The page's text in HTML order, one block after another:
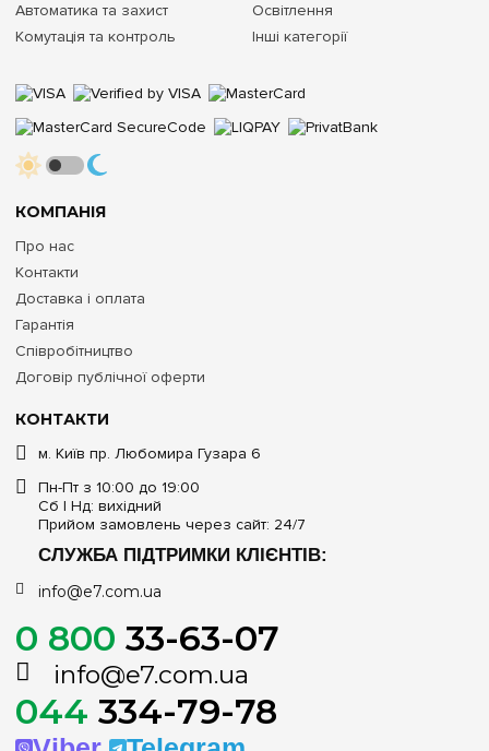
КОНТАКТИ
м. Київ пр. Любомира Гузара 6
Пн-Пт з 10:00 до 19:00
Сб | Нд: вихідний
Прийом замовлень через сайт: 24/7
СЛУЖБА ПІДТРИМКИ КЛІЄНТІВ:
info@e7.com.ua
0 800 33-63-07
info@e7.com.ua
044 334-79-78
КОМПАНІЯ
Про нас
Контакти
Доставка і оплата
Гарантія
Співробітництво
Договір публічної оферти
Автоматика та захист
Комутація та контроль
Освітлення
Інші категорії